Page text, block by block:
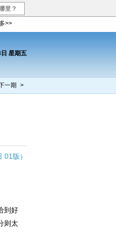
里？
>>
星期五
一期 >
01版）
到好
则太